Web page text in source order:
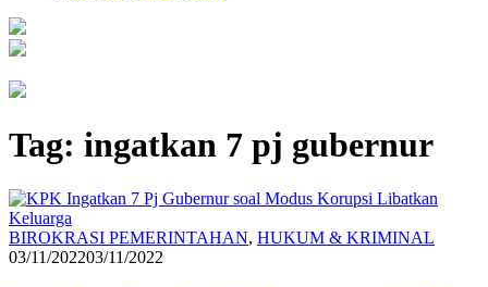
Tag: ingatkan 7 pj gubernur
BIROKRASI PEMERINTAHAN, HUKUM & KRIMINAL
03/11/202203/11/2022